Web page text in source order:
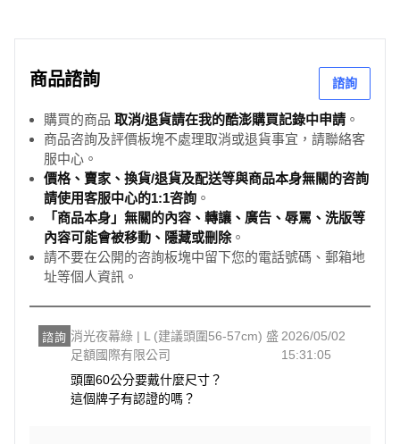
商品諮詢 諮詢
購買的商品 取消/退貨請在我的酷澎購買記錄中申請 。
商品咨詢及評價板塊不處理取消或退貨事宜，請聯絡客
服中心。
價格、賣家、換貨/退貨及配送等與商品本身無關的咨詢
請使用客服中心的1:1咨詢 。
「商品本身」無關的內容、轉讓、廣告、辱罵、洗版等
內容可能會被移動、隱藏或刪除。
請不要在公開的咨詢板塊中留下您的電話號碼、郵箱地
址等個人資訊。
諮詢 消光夜幕綠 | L (建議頭圍56-57cm) 盛
足額國際有限公司
2026/05/02
15:31:05
頭圍60公分要戴什麼尺寸？
這個牌子有認證的嗎？